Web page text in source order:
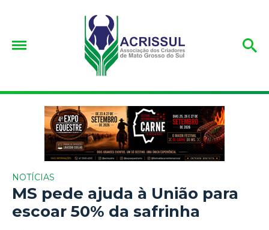
NOTÍCIAS
MS pede ajuda à União para
escoar 50% da safrinha